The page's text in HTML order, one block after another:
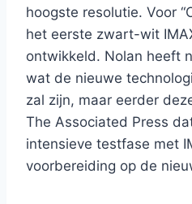
hoogste resolutie. Voor
het eerste zwart-wit
ontwikkeld. Nolan heeft
wat de nieuwe
zal zijn, maar eerder
The Associated Press
intensieve testfase met
voorbereiding op de